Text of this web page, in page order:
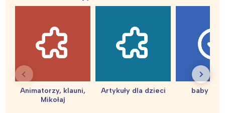
Animatorzy, klauni,
Mikołaj
Artykuły dla dzieci baby
Interesują mnie wydarzenia z